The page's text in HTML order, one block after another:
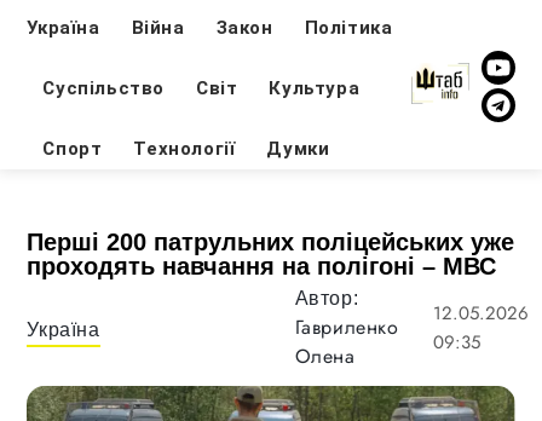
Україна Війна Закон Політика
Суспільство Світ Культура
Спорт Технології Думки
Перші 200 патрульних поліцейських уже
проходять навчання на полігоні – МВС
Україна
Автор:
Гавриленко
Олена
12.05.2026
09:35